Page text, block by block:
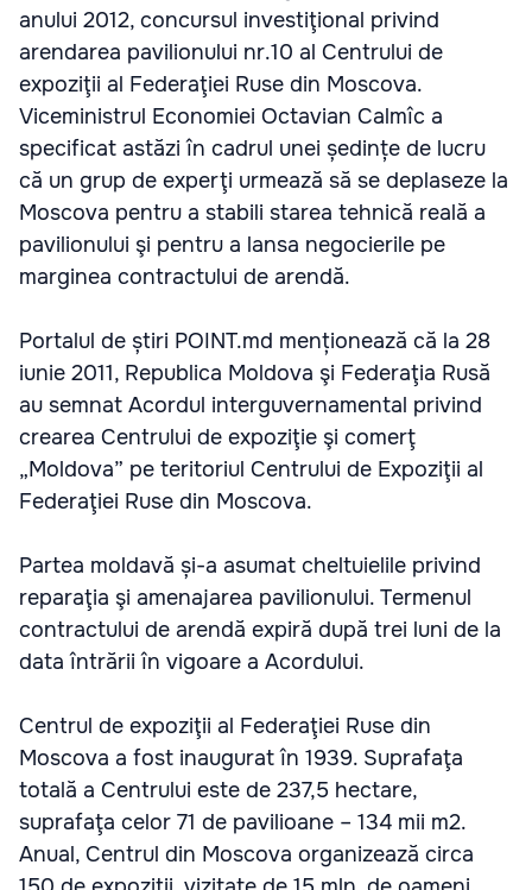
anului 2012, concursul investiţional privind
arendarea pavilionului nr.10 al Centrului de
expoziţii al Federaţiei Ruse din Moscova.
Viceministrul Economiei Octavian Calmîc a
specificat astăzi în cadrul unei ședințe de lucru
că un grup de experţi urmează să se deplaseze la
Moscova pentru a stabili starea tehnică reală a
pavilionului şi pentru a lansa negocierile pe
marginea contractului de arendă.
Portalul de știri POINT.md menționează că la 28
iunie 2011, Republica Moldova şi Federaţia Rusă
au semnat Acordul interguvernamental privind
crearea Centrului de expoziţie şi comerţ
„Moldova” pe teritoriul Centrului de Expoziţii al
Federaţiei Ruse din Moscova.
Partea moldavă și-a asumat cheltuielile privind
reparaţia şi amenajarea pavilionului. Termenul
contractului de arendă expiră după trei luni de la
data întrării în vigoare a Acordului.
Centrul de expoziţii al Federaţiei Ruse din
Moscova a fost inaugurat în 1939. Suprafaţa
totală a Centrului este de 237,5 hectare,
suprafaţa celor 71 de pavilioane – 134 mii m2.
Anual, Centrul din Moscova organizează circa